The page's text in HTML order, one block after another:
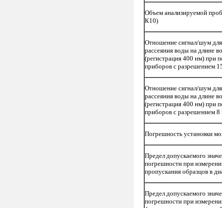
Объем анализируемой
К10)
Отношение сигнал/шум
рассеяния воды на длине
(регистрация 400 нм) при
приборов с разрешением
Отношение сигнал/шум
рассеяния воды на длине
(регистрация 400 нм) при
приборов с разрешением 8
Погрешность установки
Предел допускаемого
погрешности при
пропускания образцов в
Предел допускаемого
погрешности при